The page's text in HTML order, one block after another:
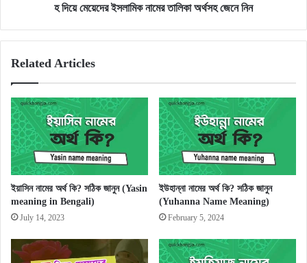
হ দিয়ে মেয়েদের ইসলামিক নামের তালিকা অর্থসহ জেনে নিন
Related Articles
ইয়াসিন নামের অর্থ কি? সঠিক জানুন (Yasin
meaning in Bengali)
July 14, 2023
ইউহান্না নামের অর্থ কি? সঠিক জানুন
(Yuhanna Name Meaning)
February 5, 2024